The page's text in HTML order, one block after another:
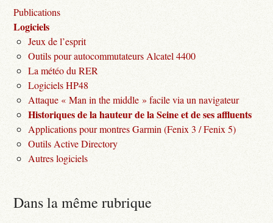
Publications
Logiciels
Jeux de l’esprit
Outils pour autocommutateurs Alcatel 4400
La météo du RER
Logiciels HP48
Attaque « Man in the middle » facile via un navigateur
Historiques de la hauteur de la Seine et de ses affluents
Applications pour montres Garmin (Fenix 3 / Fenix 5)
Outils Active Directory
Autres logiciels
Dans la même rubrique